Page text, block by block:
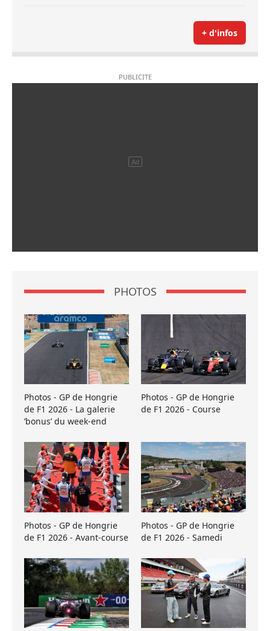
+ d'infos
PHOTOS
Photos - GP de Hongrie
de F1 2026 - La galerie
’bonus’ du week-end
Photos - GP de Hongrie
de F1 2026 - Course
Photos - GP de Hongrie
de F1 2026 - Avant-course
Photos - GP de Hongrie
de F1 2026 - Samedi